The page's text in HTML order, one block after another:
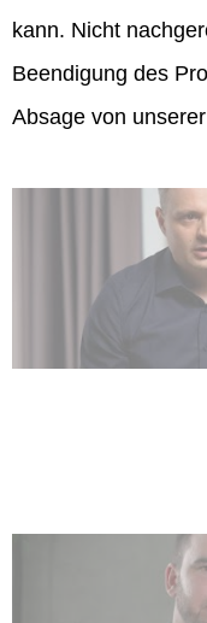
kann. Nicht
Beendigung des
Absage von